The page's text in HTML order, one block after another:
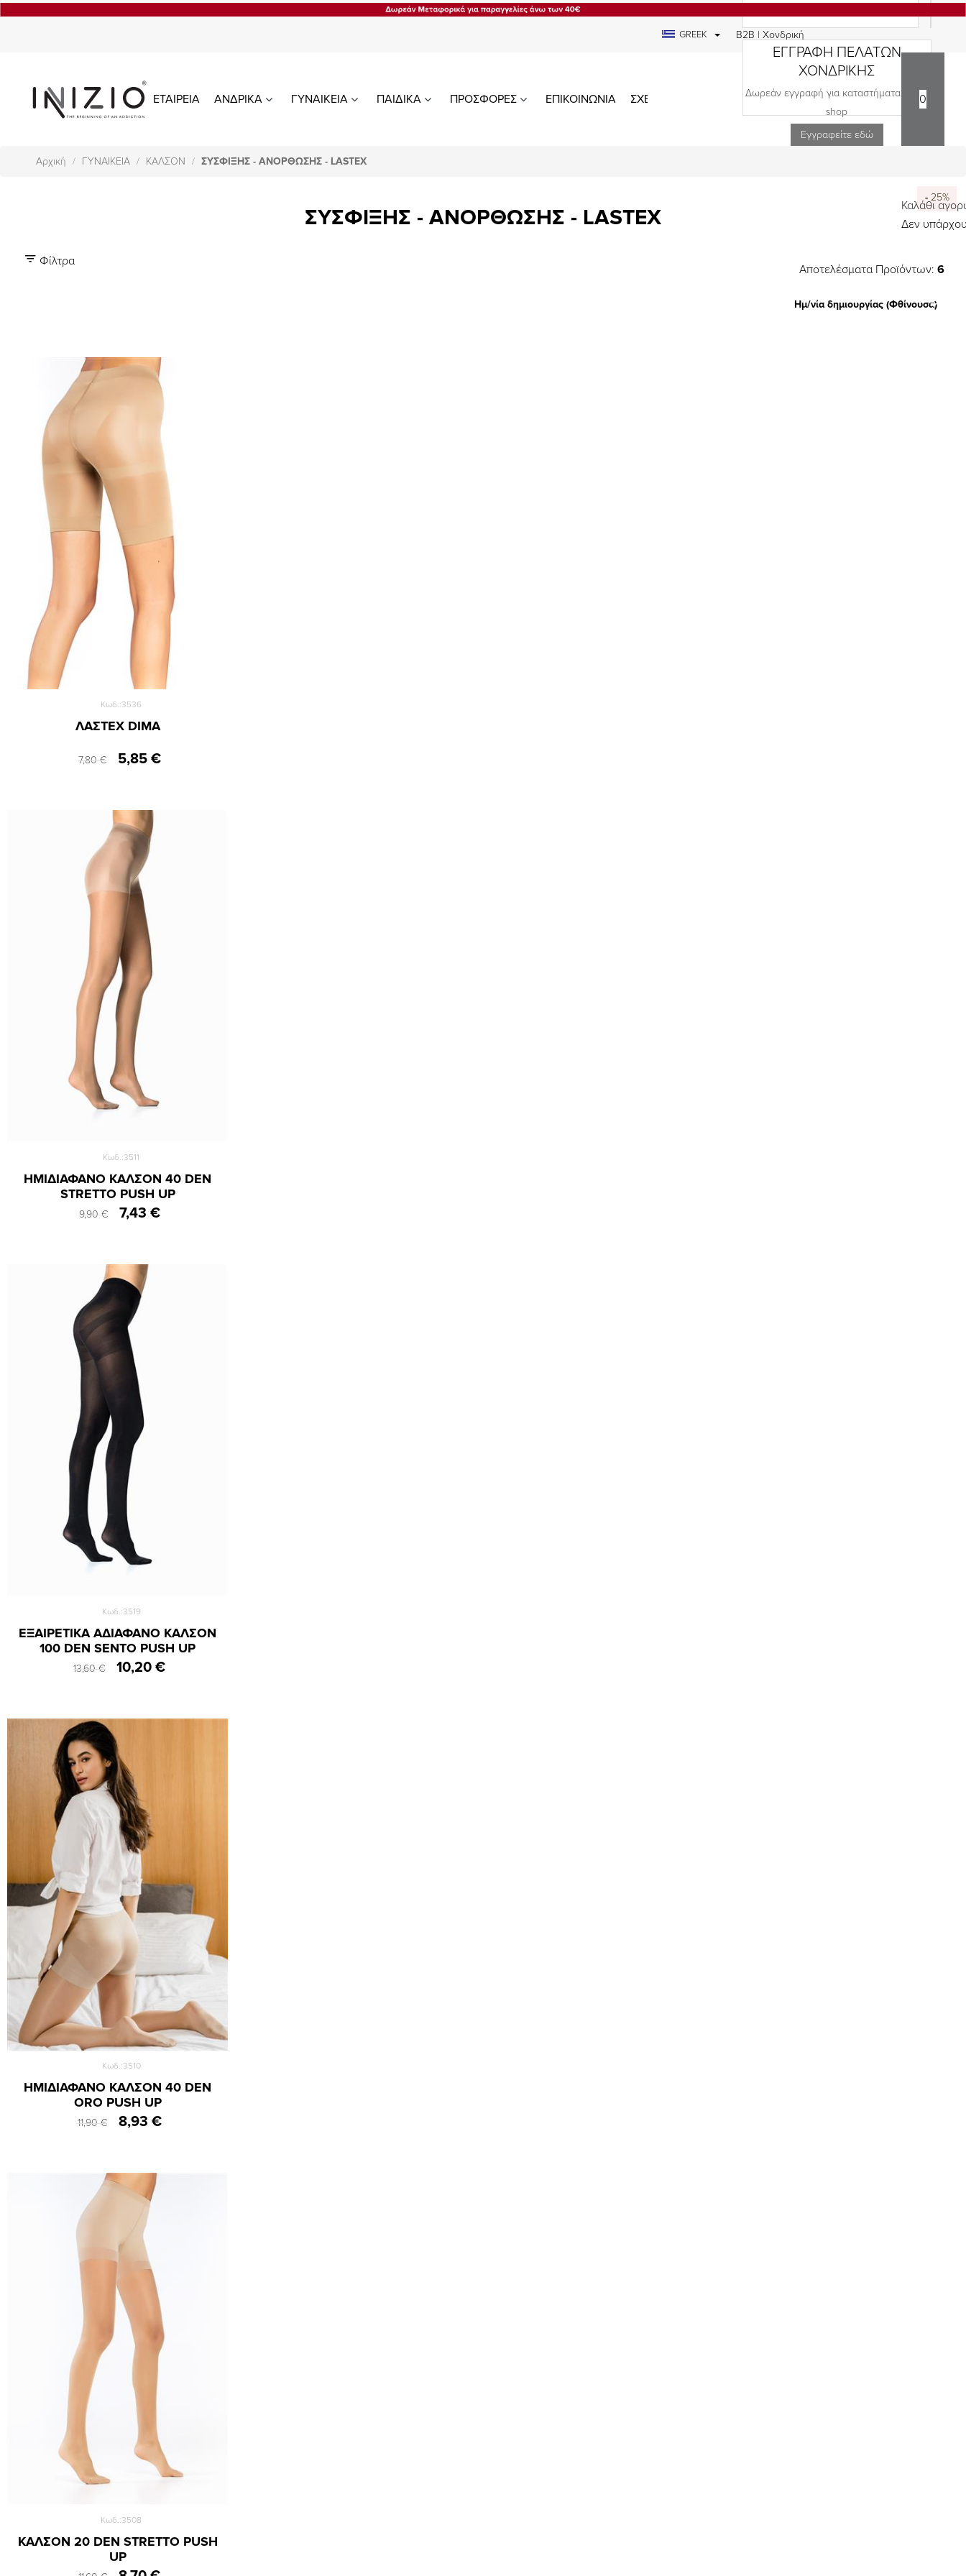
GREEK B2B | Χονδρική
ΕΤΑΙΡΕΙΑ ΑΝΔΡΙΚΑ ΓΥΝΑΙΚΕΙΑ ΠΑΙΔΙΚΑ ΠΡΟΣΦΟΡΕΣ ΕΠΙΚΟΙΝΩΝΙΑ ΣΧΕΔΙΑ
ΕΓΓΡΑΦΗ ΠΕΛΑΤΩΝ
ΧΟΝΔΡΙΚΗΣ
Δωρεάν εγγραφή για καταστήματα και e-
shop
Εγγραφείτε εδώ
0
Καλάθι
Δεν
Αρχική ΓΥΝΑΙΚΕΙΑ ΚΑΛΣΟΝ ΣΥΣΦΙΞΗΣ - ΑΝΟΡΘΩΣΗΣ - LASTEX
ΣΥΣΦΙΞΗΣ - ΑΝΟΡΘΩΣΗΣ - LASTEX
Φίλτρα
Αποτελέσματα Προϊόντων: 6
Ημ/νία δημιουργίας (Φθίνουσα)
-25%
Κωδ.:3536
ΛΑΣΤΕΧ DIMA
7,80 € 5,85 €
-25%
Κωδ.:3511
ΗΜΙΔΙΑΦΑΝΟ ΚΑΛΣΟΝ 40 DEN
STRETTO PUSH UP
9,90 € 7,43 €
-25%
Large
XLarge
Κωδ.:3519
ΕΞΑΙΡΕΤΙΚΑ ΑΔΙΑΦΑΝΟ ΚΑΛΣΟΝ
100 DEN SENTO PUSH UP
13,60 € 10,20 €
-25%
Κωδ.:3510
ΗΜΙΔΙΑΦΑΝΟ ΚΑΛΣΟΝ 40 DEN
ORO PUSH UP
11,90 € 8,93 €
-25%
Κωδ.:3508
ΚΑΛΣΟΝ 20 DEN STRETTO PUSH
UP
-25%